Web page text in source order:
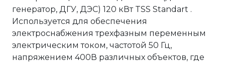
генератор, ДГУ, ДЭС) 120 кВт TSS Standart .
Используется для обеспечения
электроснабжения трехфазным переменным
электрическим током, частотой 50 Гц,
напряжением 400В различных объектов, где